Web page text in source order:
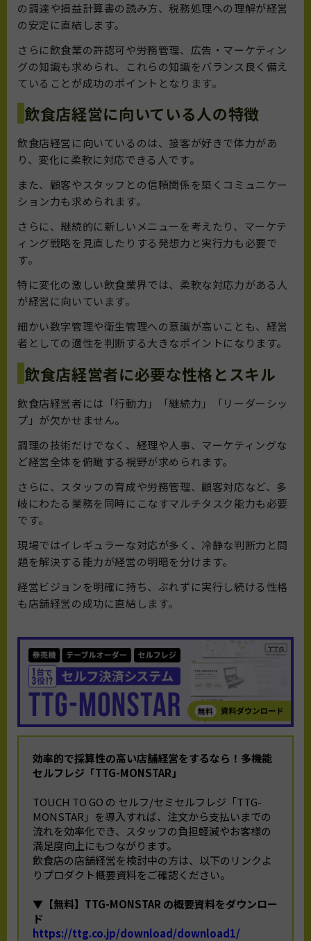
の調達や損益計算書の読み方、税務処理への理解が経営
の安定に直結します。
さらに飲食業の許認可や労務管理、広告・マーケティン
グの知識も求められ、これらの知識をバランス良く備え
ていることが成功のポイントとなります。
飲食店経営に向いている人の特徴
飲食店経営に向いているのは、接客が好きで体力があ
り、変化に柔軟に対応できる人です。
また、顧客やスタッフとの信頼関係を築くコミュニケー
ション力も求められます。
さらに、継続的に新しいメニューを考えたり、マーケテ
ィング戦略を見直したりする発想力と実行力も必要で
す。
特に変化の激しい飲食業界では、柔軟な対応力がある人
が経営に向いています。
細かい数字管理や衛生管理への意識が高いことも、経営
者としての適性を判断する大きなポイントになります。
飲食店経営者に必要な性格とスキル
飲食店経営者には「行動力」「継続力」「リーダーシッ
プ」が欠かせません。
調理の技術だけでなく、経理や人事、マーケティングな
ど経営全体を俯瞰する視野が求められます。
さらに、スタッフの育成や労務管理、顧客対応など、多
岐にわたる業務を同時にこなすマルチタスク能力も必要
です。
現場ではイレギュラーな対応が多く、冷静な判断力と問
題を解決する能力が経営の明暗を分けます。
経営ビジョンを明確に持ち、ぶれずに実行し続ける性格
も店舗経営の成功に直結します。
効率的で採算性の高い店舗経営をするなら！ 多機能
セルフレジ「TTG-MONSTAR」
TOUCH TO GO の セルフ/セミセルフレジ「TTG-
MONSTAR」を導入すれば、注文から支払いまでの
流れを効率化でき、スタッフの負担軽減やお客様の
満足度向上にもつながります。
飲食店の店舗経営を検討中の方は、以下のリンクよ
りプロダクト概要資料をご確認ください。
▼【無料】TTG-MONSTAR の概要資料をダウンロー
ド
https://ttg.co.jp/download/download1/